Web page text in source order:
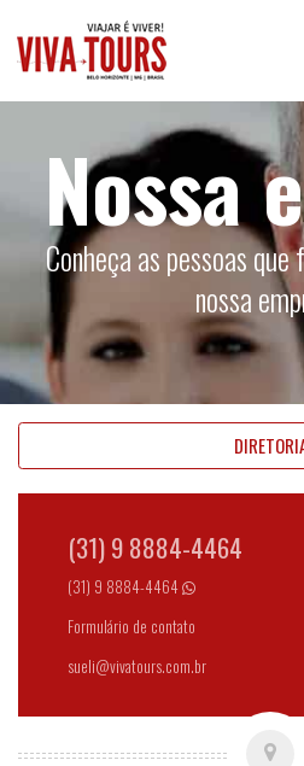
Nossa
Conheça as pessoas
nossa
(31) 9 8884-4464
(31) 9 8884-4464
Formulário de contato
sueli@vivatours.com.br